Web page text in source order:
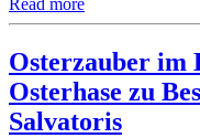
Read more
Osterzauber im
Osterhase zu
Salvatoris